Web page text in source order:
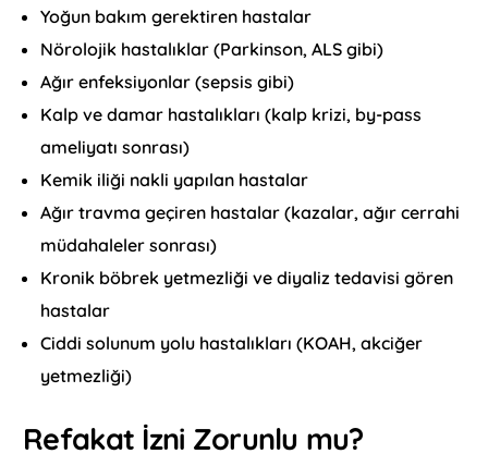
Yoğun bakım gerektiren hastalar
Nörolojik hastalıklar (Parkinson, ALS gibi)
Ağır enfeksiyonlar (sepsis gibi)
Kalp ve damar hastalıkları (kalp krizi, by-pass
ameliyatı sonrası)
Kemik iliği nakli yapılan hastalar
Ağır travma geçiren hastalar (kazalar, ağır cerrahi
müdahaleler sonrası)
Kronik böbrek yetmezliği ve diyaliz tedavisi gören
hastalar
Ciddi solunum yolu hastalıkları (KOAH, akciğer
yetmezliği)
Refakat İzni Zorunlu mu?